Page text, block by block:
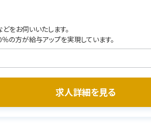
をお伺いいたします。
の方が給与アップを実現しています。
求人詳細を見る